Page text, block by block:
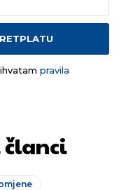
pravila
članci